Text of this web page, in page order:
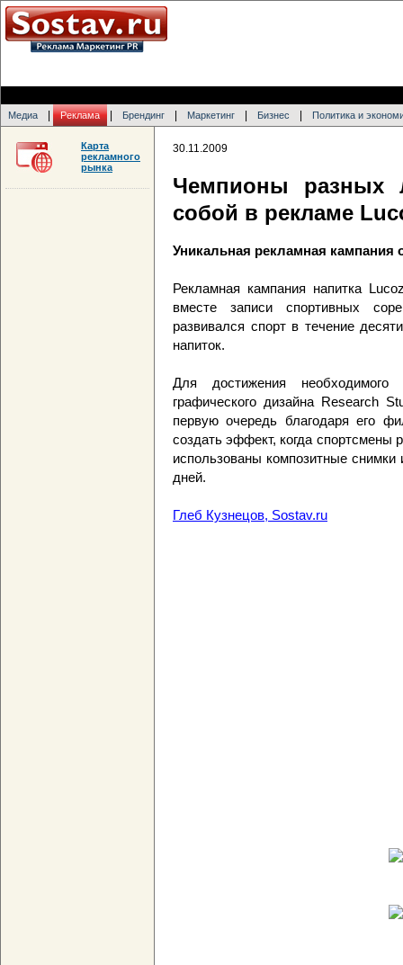
Медиа Реклама Брендинг Маркетинг Бизнес Политика и
30.11.2009
Чемпионы разных
собой в рекламе
Уникальная рекламная кампания
Рекламная кампания напитка
вместе записи спортивных
развивался спорт в течение
напиток.
Для достижения необходимого
графического дизайна Research
первую очередь благодаря его
создать эффект, когда
использованы композитные
дней.
Глеб Кузнецов, Sostav.ru
Карта
рекламного
рынка